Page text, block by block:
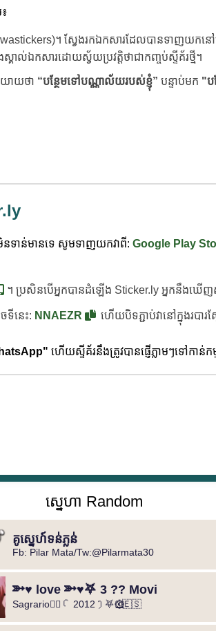
។ ស្វែងរកឯកសារដែលបានទាញយក
ស្គាល់ឯកសារដោយស្វ័យប្រវត្តិថាជាកញ្ចប់ស្ទីគ័រថ្មី។
ាយថា “បន្ថែមទៅបណ្ណាល័យរបស់ខ្ញុំ” បន្ទាប់មក "ប
នទាន់មានទេ សូមទាញយកវាពី: Google Play
។ ប្រសិនបើអ្នកបានដំឡើង Sticker.ly អ្នកនឹងឃើញស្
ទីនេះ: NNAEZR ហើយបិទភ្ជាប់វានៅក្នុងរបារ
ហើយស្ទីគ័រនឹងត្រូវបានផ្ញើភ្លាមៗទៅកាន់
ស្នេហា Random
គូស្នេហ៍ទន់ភ្លន់
Fb: Pilar Mata/Tw:@Pilarmata30
➳♥ love ➳♥⛧ 3 ?? Movi
Sagrario🦹‍♀️ꪶ 2012ꫂ⛧ ◐⃢⃟꙰🇪🇸